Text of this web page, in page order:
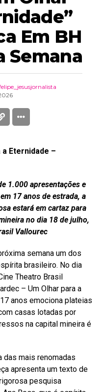
Em BH
Semana
Eternidade –
1.000 apresentações e
17 anos de estrada, a
estará em cartaz para
no dia 18 de julho,
Vallourec
semana um dos
brasileiro. No dia
Theatro Brasil
– Um Olhar para a
anos emociona plateias
casas lotadas por
na capital mineira é
das mais renomadas
apresenta um texto de
pesquisa